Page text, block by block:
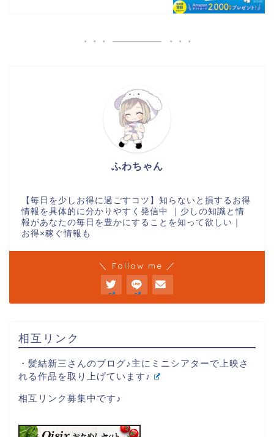
ふわちゃん
【毎日を少しお得に過ごすコツ】知らないと損するお得
情報を具体的に分かりやすく発信中 ｜少しの知識と情
報があなたの毎日を豊かにすることを知って欲しい｜
お得×稼ぐ情報も
＼ Follow me ／
相互リンク
・髪結新三さんのブログ♪主にミニシアターで上映さ
れる作品を取り上げています♪
相互リンク募集中です♪